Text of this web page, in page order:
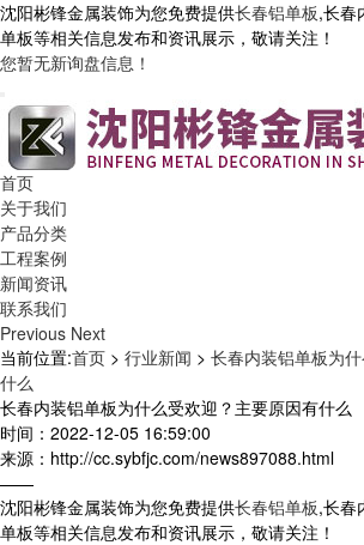
沈阳彬锋金属装饰为您免费提供长春铝单板,长春
单板等相关信息发布和资讯展示，敬请关注！
您暂无新询盘信息！
首页
关于我们
产品分类
工程案例
新闻资讯
联系我们
Previous Next
当前位置:首页 > 行业新闻 > 长春内装铝单板为
什么
长春内装铝单板为什么受欢迎？主要原因有什么
时间：2022-12-05 16:59:00
来源：http://cc.sybfjc.com/news897088.html
——
沈阳彬锋金属装饰为您免费提供长春铝单板,长春
单板等相关信息发布和资讯展示，敬请关注！